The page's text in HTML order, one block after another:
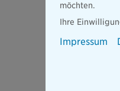
möchten.
Ihre
Impressum